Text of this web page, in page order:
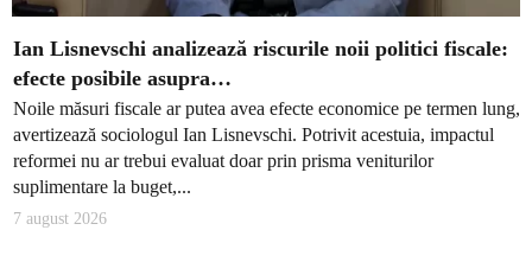
Ian Lisnevschi analizează riscurile noii politici fiscale:
efecte posibile asupra…
Noile măsuri fiscale ar putea avea efecte economice pe termen lung,
avertizează sociologul Ian Lisnevschi. Potrivit acestuia, impactul
reformei nu ar trebui evaluat doar prin prisma veniturilor
suplimentare la buget,...
7 august 2026